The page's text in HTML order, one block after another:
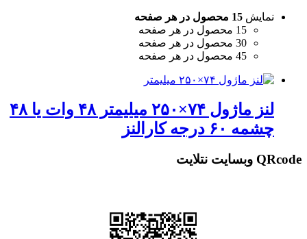
نمایش 15 محصول در هر صفحه
15 محصول در هر صفحه
30 محصول در هر صفحه
45 محصول در هر صفحه
لنز ماژول ۷۴×۲۵۰ میلیمتر ۴۸ وات یا ۴۸
چشمه ۶۰ درجه کارالنز
QRcode وبسایت نتلایت